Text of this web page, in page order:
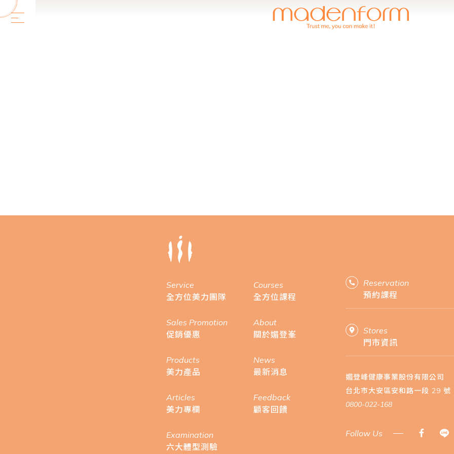
Service
全方位美力團隊
Courses
全方位課程
Sales Promotion
促銷優惠
About
關於媚登峯
Products
美力產品
News
最新消息
Articles
美力專欄
Feedback
顧客回饋
Examination
六大體型測驗
Reservation
預約課程
Stores
門市資訊
媚登峰健康事業股份有限公司
台北市大安區安和路一段 29 號
0800-022-168
Follow Us